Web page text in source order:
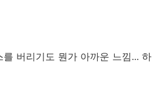
버리기도 뭔가 아까운 느낌... 하